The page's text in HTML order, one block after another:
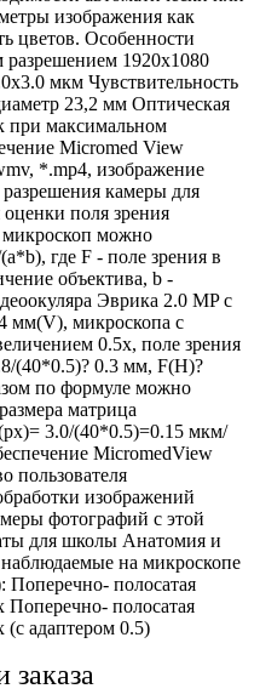
изображения как
цветов. Особенности
1920х1080
мкм Чувствительность
23,2 мм Оптическая
при максимальном
Micromed View
*.mp4, изображение
камеры для
поля зрения
микроскоп можно
где F - поле зрения в
объектива, b -
Эврика 2.0 MP c
мм(V), микроскопа c
0.5х, поле зрения
(40*0.5)? 0.3 мм, F(Н)?
по формуле можно
матрица
3.0/(40*0.5)=0.15 мкм/
MicromedView
пользователя
изображений
фотографий с этой
для школы Анатомия и
на микроскопе
полосатая
полосатая
адаптером 0.5)